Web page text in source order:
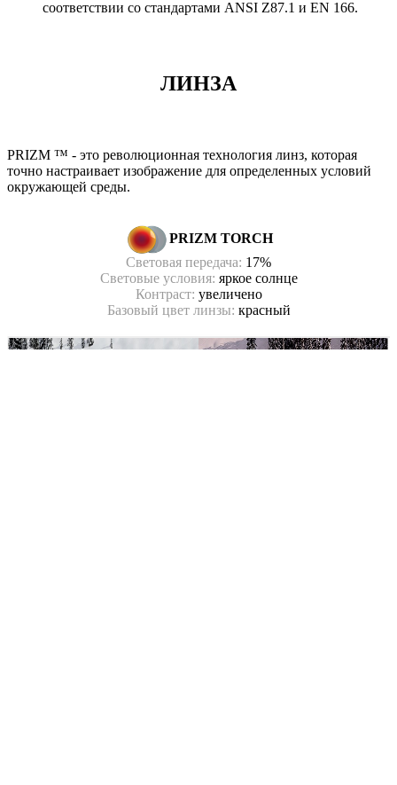
соответствии со стандартами ANSI Z87.1 и EN 166.
ЛИНЗА
PRIZM ™ - это революционная технология линз, которая
точно настраивает изображение для определенных условий
окружающей среды.
PRIZM TORCH
Световая передача: 17%
Световые условия: яркое солнце
Контраст: увеличено
Базовый цвет линзы: красный